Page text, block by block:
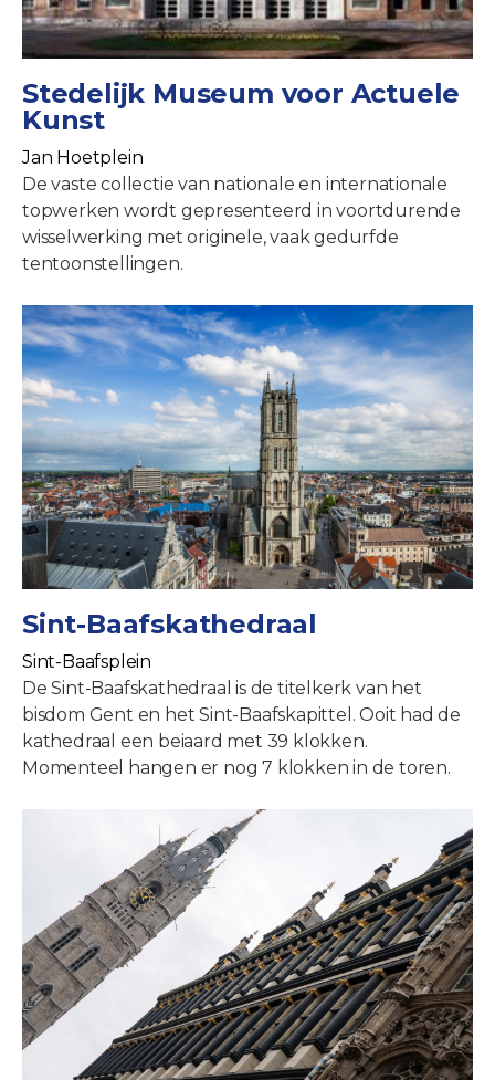
Stedelijk Museum voor Actuele
Kunst
Jan Hoetplein
De vaste collectie van nationale en internationale
topwerken wordt gepresenteerd in voortdurende
wisselwerking met originele, vaak gedurfde
tentoonstellingen.
Sint-Baafskathedraal
Sint-Baafsplein
De Sint-Baafskathedraal is de titelkerk van het
bisdom Gent en het Sint-Baafskapittel. Ooit had de
kathedraal een beiaard met 39 klokken.
Momenteel hangen er nog 7 klokken in de toren.